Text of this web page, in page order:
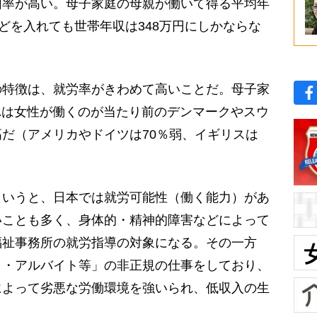
が高い。母子家庭の母親が働いて得る平均年
を入れても世帯年収は348万円にしかならな
徴は、就労率がきわめて高いことだ。母子家
女性が働くのが当たり前のデンマークやスウ
（アメリカやドイツは70％弱、イギリスは
うと、日本では就労可能性（働く能力）があ
とも多く、身体的・精神的障害などによって
事務所の就労指導の対象になる。その一方
アルバイト等」の非正規の仕事をしており、
って劣悪な労働環境を強いられ、低収入の生